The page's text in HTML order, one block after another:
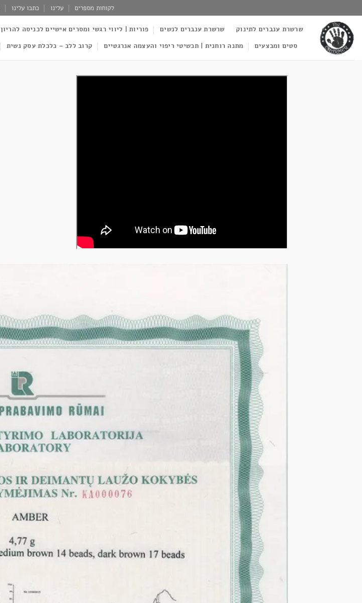
to
content
לקוחות מספרים עלינו כתבו עלינו
שרשרת ענברים לתינוק שרשרת ענברים לנשים פוריות | ליווי רגשי ומסרים אישיים לכניסה להריון
סטים ומבצעים
מתנה רוחנית | תכשיטי ריפוי והעצמה אנרגטיים קרוב ללב – כלכלת עסק נשית